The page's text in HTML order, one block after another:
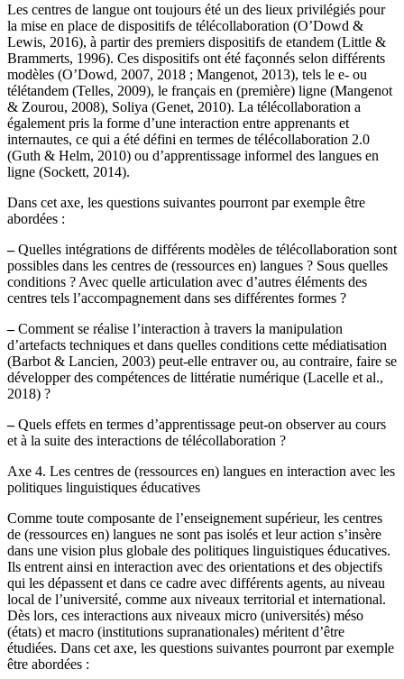
Les centres de langue ont toujours été un des lieux privilégiés pour
la mise en place de dispositifs de télécollaboration (O’Dowd &
Lewis, 2016), à partir des premiers dispositifs de etandem (Little &
Brammerts, 1996). Ces dispositifs ont été façonnés selon différents
modèles (O’Dowd, 2007, 2018 ; Mangenot, 2013), tels le e- ou
télétandem (Telles, 2009), le français en (première) ligne (Mangenot
& Zourou, 2008), Soliya (Genet, 2010). La télécollaboration a
également pris la forme d’une interaction entre apprenants et
internautes, ce qui a été défini en termes de télécollaboration 2.0
(Guth & Helm, 2010) ou d’apprentissage informel des langues en
ligne (Sockett, 2014).
Dans cet axe, les questions suivantes pourront par exemple être
abordées :
–Quelles intégrations de différents modèles de télécollaboration sont
possibles dans les centres de (ressources en) langues ? Sous quelles
conditions ? Avec quelle articulation avec d’autres éléments des
centres tels l’accompagnement dans ses différentes formes ?
–Comment se réalise l’interaction à travers la manipulation
d’artefacts techniques et dans quelles conditions cette médiatisation
(Barbot & Lancien, 2003) peut-elle entraver ou, au contraire, faire se
développer des compétences de littératie numérique (Lacelle et al.,
2018) ?
–Quels effets en termes d’apprentissage peut-on observer au cours
et à la suite des interactions de télécollaboration ?
Axe 4. Les centres de (ressources en) langues en interaction avec les
politiques linguistiques éducatives
Comme toute composante de l’enseignement supérieur, les centres
de (ressources en) langues ne sont pas isolés et leur action s’insère
dans une vision plus globale des politiques linguistiques éducatives.
Ils entrent ainsi en interaction avec des orientations et des objectifs
qui les dépassent et dans ce cadre avec différents agents, au niveau
local de l’université, comme aux niveaux territorial et international.
Dès lors, ces interactions aux niveaux micro (universités) méso
(états) et macro (institutions supranationales) méritent d’être
étudiées. Dans cet axe, les questions suivantes pourront par exemple
être abordées :